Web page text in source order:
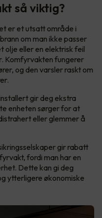
så viktig?
er et utsatt område i
om man ikke passer
olje eller en elektrisk feil
Komfyrvakten fungerer
og den varsler raskt om
gir deg ekstra
enheten sørger for at
eller glemmer å
gir rabatt
fordi man har en
Dette kan gi deg
ytterligere økonomiske